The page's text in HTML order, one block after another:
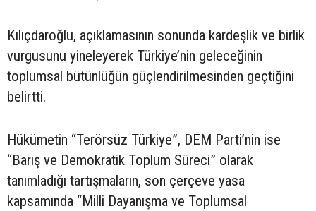
Kılıçdaroğlu, açıklamasının sonunda kardeşlik ve birlik
vurgusunu yineleyerek Türkiye’nin geleceğinin
toplumsal bütünlüğün güçlendirilmesinden geçtiğini
belirtti.
Hükümetin “Terörsüz Türkiye”, DEM Parti’nin ise
“Barış ve Demokratik Toplum Süreci” olarak
tanımladığı tartışmaların, son çerçeve yasa
kapsamında “Milli Dayanışma ve Toplumsal